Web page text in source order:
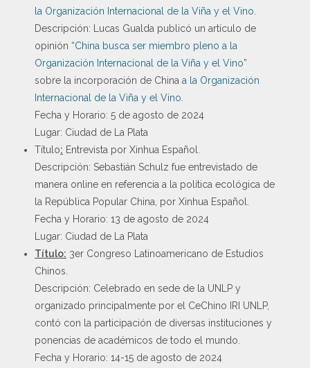
la Organización Internacional de la Viña y el Vino
Descripción: Lucas Gualda publicó un artículo de
opinión “China busca ser miembro pleno a la
Organización Internacional de la Viña y el Vino”
sobre la incorporación de China a la Organización
Internacional de la Viña y el Vino
Fecha y Horario: 5 de agosto de 2024
Lugar: Ciudad de La Plata
Título: Entrevista por Xinhua Español.
Descripción: Sebastián Schulz fue entrevistado de
manera online en referencia a la política ecológica de
la República Popular China, por Xinhua Español.
Fecha y Horario: 13 de agosto de 2024
Lugar: Ciudad de La Plata
Título: 3er Congreso Latinoamericano de Estudios
Chinos.
Descripción: Celebrado en sede de la UNLP y
organizado principalmente por el CeChino IRI UNLP,
contó con la participación de diversas instituciones y
ponencias de académicos de todo el mundo.
Fecha y Horario: 14-15 de agosto de 2024